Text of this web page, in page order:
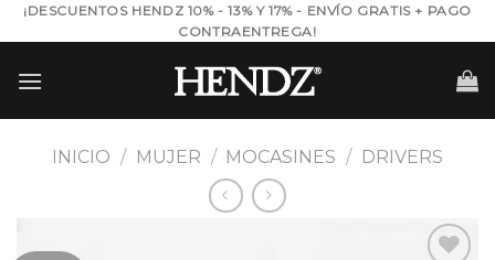
Skip
to
¡DESCUENTOS HENDZ 10% - 13% Y 17% - ENVÍO GRATIS + PAGO
CONTRAENTREGA!
INICIO / MUJER / MOCASINES / DRIVERS